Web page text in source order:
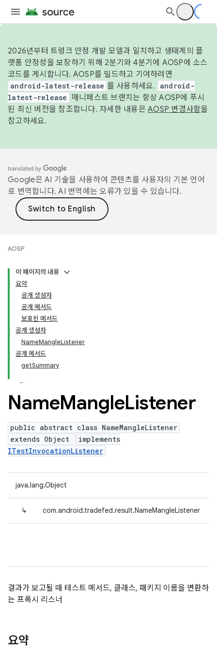
2026년부터 트렁크 안정 개발 모델과 일치하고 생태계의 플
랫폼 안정성을 보장하기 위해 2분기와 4분기에 AOSP에 소스
코드를 게시합니다. AOSP를 빌드하고 기여하려면
android-latest-release 를 사용하세요.
android-
latest-release
매니페스트 브랜치는 항상 AOSP에 푸시
된 최신 버전을 참조합니다. 자세한 내용은 AOSP 변경사항을
참고하세요.
Google은 AI 기술을 사용하여 콘텐츠를 사용자의 기본 언어
로 번역합니다. AI 번역에는 오류가 있을 수 있습니다.
AOSP
이 페이지의 내용
요약
공개 생성자
공개 메서드
보호된 메서드
공개 생성자
NameMangleListener
공개 메서드
getSummary
NameMangleListener
public abstract class NameMangleListener
extends Object
implements
ITestInvocationListener
java.lang.Object
↳ com.android.tradefed.result.NameMangleListener
결과가 보고될 때 테스트 메서드, 클래스, 패키지 이름을 변환하
는 프록시 리스너
요약